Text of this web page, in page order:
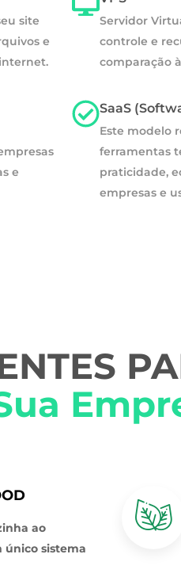
site
e
Servidor
controle e
comparação
e
SaaS
Este modelo
ferramentas
praticidade,
empresas e
ao
único sistema